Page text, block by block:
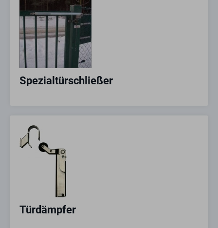
Spezialtürschließer
Türdämpfer